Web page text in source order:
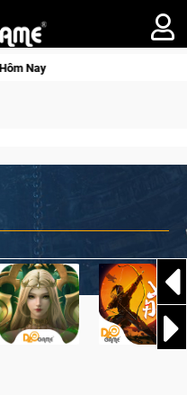
Lineage W – Quyền lực và tài